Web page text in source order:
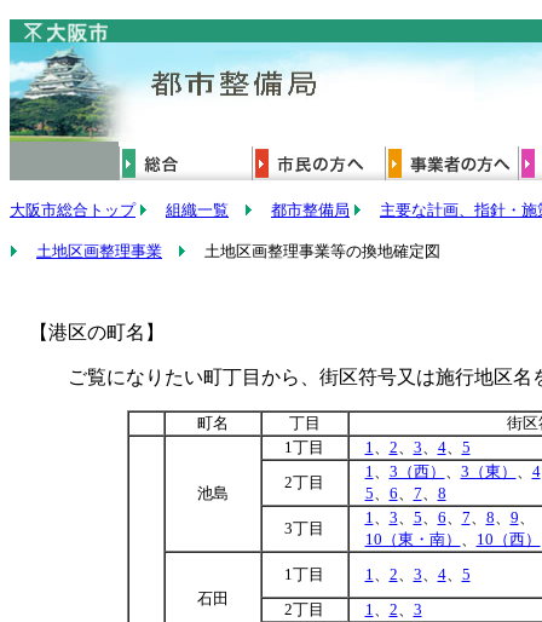
大阪市総合トップ 組織一覧 都市整備局 主要な計画、指針・施
土地区画整理事業 土地区画整理事業等の換地確定図
【港区の町名】
ご覧になりたい町丁目から、街区符号又は施行地区名
町名 丁目 街区
池島
1丁目 1、 2、 3、 4、 5
2丁目
1、 3（西） 、 3（東） 、 4
5、 6、 7、 8
3丁目
1、 3、 5、 6、 7、 8、 9、
10（東・南） 、 10（西）
石田
1丁目 1、 2、 3、 4、 5
2丁目
1、 2、 3